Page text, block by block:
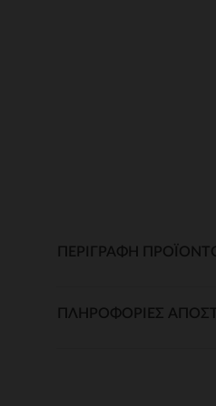
ΠΕΡΙΓΡΑΦΉ
ΠΛΗΡΟΦΟΡΊΕΣ